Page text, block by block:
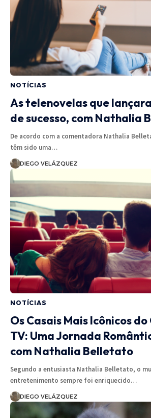
NOTÍCIAS
As telenovelas que
de sucesso, com Nathalia
De acordo com a comentadora Nathalia
têm sido uma…
DIEGO VELÁZQUEZ
NOTÍCIAS
Os Casais Mais Icônicos
TV: Uma Jornada
com Nathalia Belletato
Segundo a entusiasta Nathalia Belletato, o
entretenimento sempre foi enriquecido…
DIEGO VELÁZQUEZ